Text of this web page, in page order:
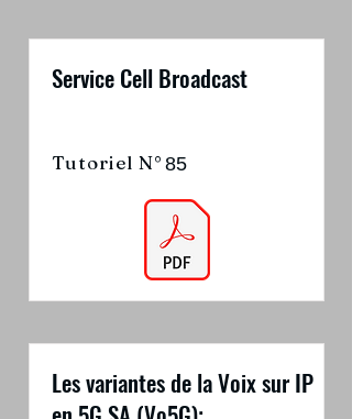
Service Cell Broadcast
Tutoriel N° 85
Les variantes de la Voix sur IP